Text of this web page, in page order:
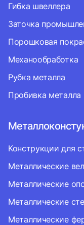
Гибка швеллера
Заточка
Порошковая
Механообработка
Рубка металла
Пробивка металла
Конструкции для
Металлические
Металлические
Металлические
Металлические